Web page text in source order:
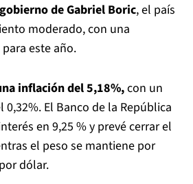
gobierno de Gabriel Boric, el país
moderado, con una
este año.
inflación del 5,18%,con un
El Banco de la República
en 9,25 % y prevé cerrar el
el peso se mantiene por
dólar.